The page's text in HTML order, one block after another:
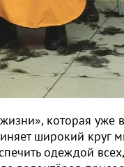
которая уже
широкий
одеждой